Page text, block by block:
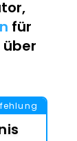
,
für
über